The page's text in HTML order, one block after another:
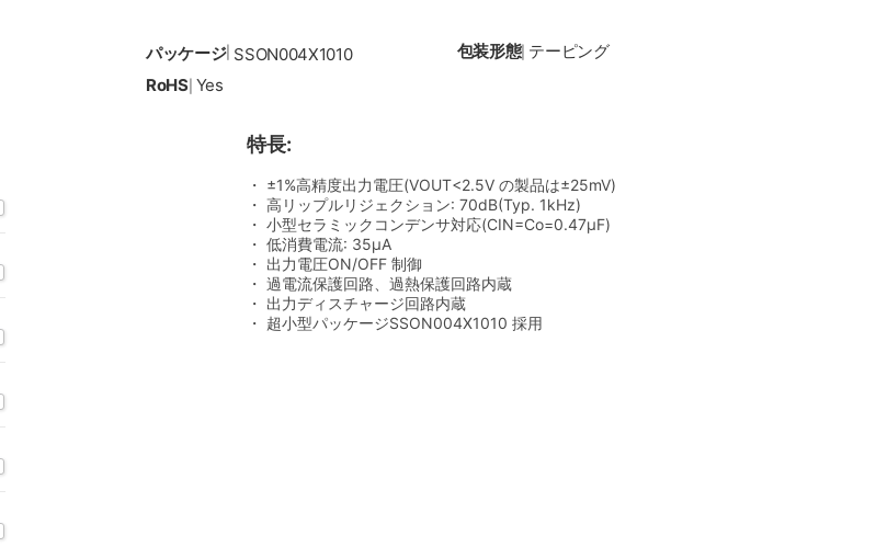
パッケージ| SSON004X1010 包装形態| テーピング
RoHS| Yes
特長:
・ ±1%高精度出力電圧(VOUT<2.5V の製品は±25mV)
・ 高リップルリジェクション: 70dB(Typ. 1kHz)
・ 小型セラミックコンデンサ対応(CIN=Co=0.47μF)
・ 低消費電流: 35μA
・ 出力電圧ON/OFF 制御
・ 過電流保護回路、過熱保護回路内蔵
・ 出力ディスチャージ回路内蔵
・ 超小型パッケージSSON004X1010 採用